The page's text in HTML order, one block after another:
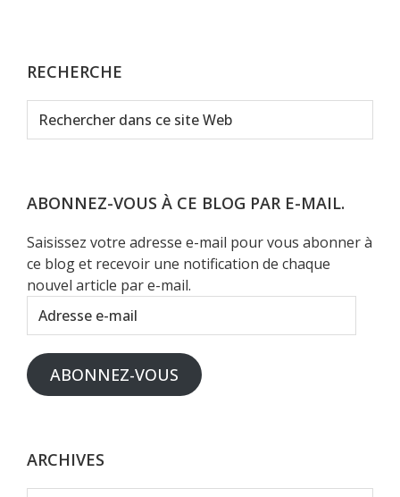
RECHERCHE
Rechercher
dans
Web
ABONNEZ-VOUS À CE BLOG PAR E-MAIL.
Saisissez votre adresse e-mail pour vous abonner à
ce blog et recevoir une notification de chaque
nouvel article par e-mail.
Adresse
e-
mail
ABONNEZ-VOUS
ARCHIVES